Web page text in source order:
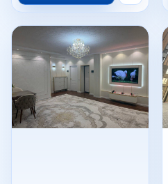
Институт связи
INHA
Эко-парк